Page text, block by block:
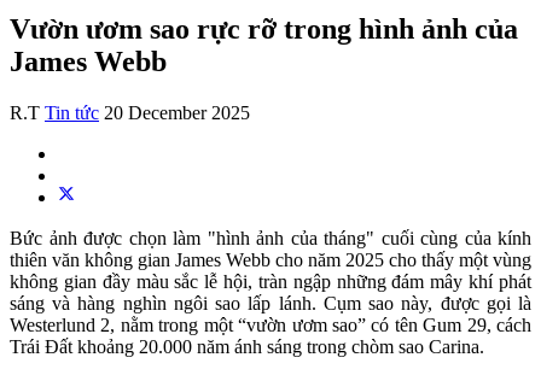
Vườn ươm sao rực rỡ trong hình ảnh của
James Webb
R.T Tin tức 20 December 2025
Bức ảnh được chọn làm "hình ảnh của tháng" cuối cùng của kính
thiên văn không gian James Webb cho năm 2025 cho thấy một vùng
không gian đầy màu sắc lễ hội, tràn ngập những đám mây khí phát
sáng và hàng nghìn ngôi sao lấp lánh. Cụm sao này, được gọi là
Westerlund 2, nằm trong một “vườn ươm sao” có tên Gum 29, cách
Trái Đất khoảng 20.000 năm ánh sáng trong chòm sao Carina.